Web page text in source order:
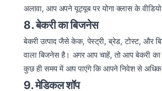
अलावा, आप अपने यूट्यूब पर योगा क्लास के
8. बेकरी का बिजनेस
बेकरी उत्पाद जैसे केक, पेस्ट्री, ब्रेड, टोस्ट, और
वाला बिजनेस है। अगर आप चाहें, तो आप बेकरी
कुछ ही समय में आप पाएंगे कि आपने निवेश से अधिक
9. मेडिकल शॉप